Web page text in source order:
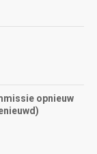
opnieuw